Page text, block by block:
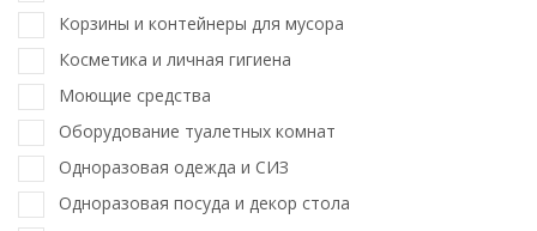
Корзины и контейнеры для мусора
Косметика и личная гигиена
Моющие средства
Оборудование туалетных комнат
Одноразовая одежда и СИЗ
Одноразовая посуда и декор стола